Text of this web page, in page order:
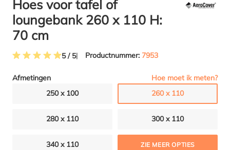
Hoes voor tafel of
loungebank 260 x 110 H:
70 cm
5 / 5 Productnummer: 7953
Afmetingen
Hoe moet ik meten?
250 x 100
260 x 110
280 x 110 300 x 110
340 x 110 ZIE MEER OPTIES